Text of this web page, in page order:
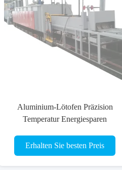
Aluminium-Lötofen Präzision
Temperatur Energiesparen
Erhalten Sie besten Preis